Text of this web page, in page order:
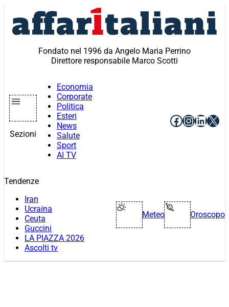
contenuto
Fondato nel 1996 da Angelo Maria Perrino
Direttore responsabile Marco Scotti
Sezioni
Economia
Corporate
Politica
Esteri
News
Salute
Sport
AI TV
Facebook
X
Tendenze
Iran
Ucraina
Ceuta
Guccini
LA PIAZZA 2026
Ascolti tv
Meteo Oroscopo